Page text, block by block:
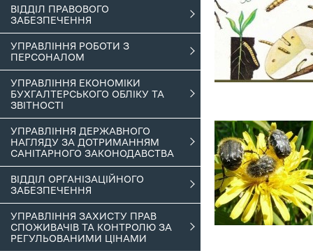
ВІДДІЛ ПРАВОВОГО
ЗАБЕЗПЕЧЕННЯ
УПРАВЛІННЯ РОБОТИ З
ПЕРСОНАЛОМ
УПРАВЛІННЯ ЕКОНОМІКИ
БУХГАЛТЕРСЬКОГО ОБЛІКУ ТА
ЗВІТНОСТІ
УПРАВЛІННЯ ДЕРЖАВНОГО
НАГЛЯДУ ЗА ДОТРИМАННЯМ
САНІТАРНОГО ЗАКОНОДАВСТВА
ВІДДІЛ ОРГАНІЗАЦІЙНОГО
ЗАБЕЗПЕЧЕННЯ
УПРАВЛІННЯ ЗАХИСТУ ПРАВ
СПОЖИВАЧІВ ТА КОНТРОЛЮ ЗА
РЕГУЛЬОВАНИМИ ЦІНАМИ